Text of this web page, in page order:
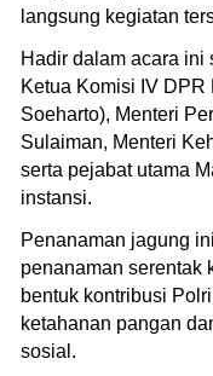
langsung kegiatan
Hadir dalam acara ini
Ketua Komisi IV
Soeharto), Menteri
Sulaiman, Menteri
serta pejabat utama
instansi.
Penanaman jagung
penanaman serentak
bentuk kontribusi
ketahanan pangan
sosial.